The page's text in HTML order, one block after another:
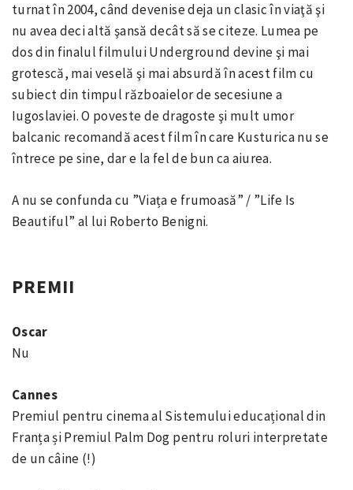
turnat în 2004, când devenise deja un clasic în viaţă şi
nu avea deci altă şansă decât să se citeze. Lumea pe
dos din finalul filmului Underground devine şi mai
grotescă, mai veselă şi mai absurdă în acest film cu
subiect din timpul războaielor de secesiune a
Iugoslaviei. O poveste de dragoste şi mult umor
balcanic recomandă acest film în care Kusturica nu se
întrece pe sine, dar e la fel de bun ca aiurea.
A nu se confunda cu ”Viața e frumoasă” / ”Life Is
Beautiful” al lui Roberto Benigni.
PREMII
Oscar
Nu
Cannes
Premiul pentru cinema al Sistemului educațional din
Franța și Premiul Palm Dog pentru roluri interpretate
de un câine (!)